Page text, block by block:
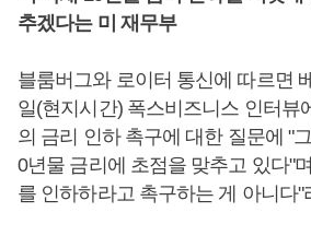
추겠다는 미 재무부
블룸버그와 로이터 통신에 따르면
일(현지시간) 폭스비즈니스 인터뷰
의 금리 인하 촉구에 대한 질문에 "
0년물 금리에 초점을 맞추고 있다"
를 인하하라고 촉구하는 게 아니다"